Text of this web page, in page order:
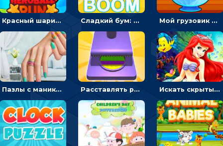
Красный шарик-герой в бегах: прыгать, чтобы избегать препятствий Сладкий бум: тапнуть, чтобы взорвать желейки - головоломка Мой грузовик с мороженным: принимать заказы и готовить десерты
Пазлы с маникюром: собери идеальный рисунок для ногтей Расставлять резиновые кубики, чтобы делать поп-ит - гиперказуальные Искать скрытый алфавит на картинках с мультяшными героями - головоломка для детей